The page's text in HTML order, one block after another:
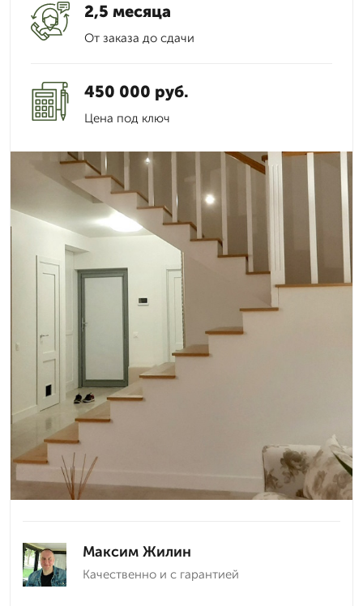
2,5 месяца
От заказа до сдачи
450 000 руб.
Цена под ключ
Максим Жилин
Качественно и с гарантией